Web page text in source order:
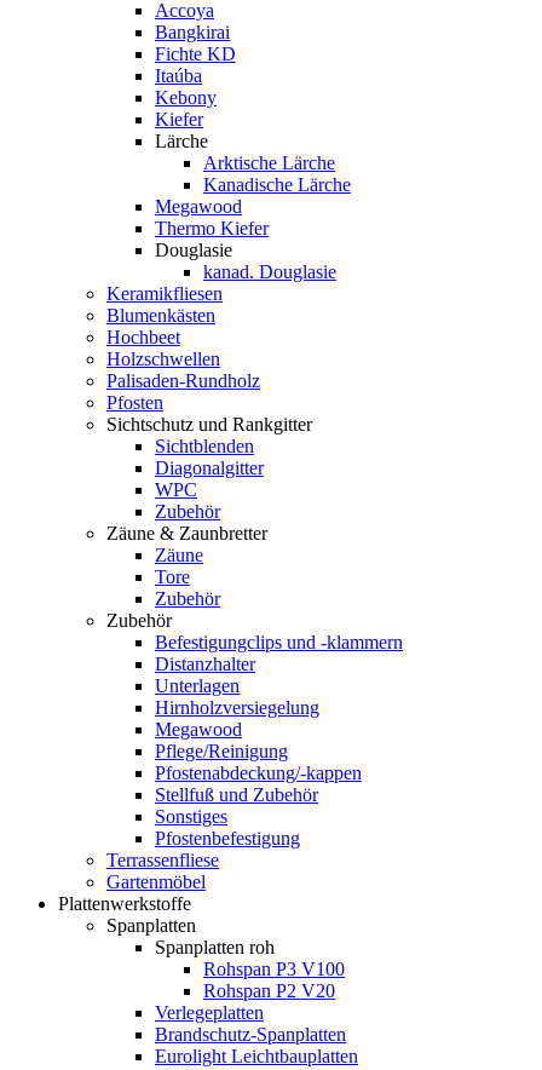
Accoya
Bangkirai
Fichte KD
Itaúba
Kebony
Kiefer
Lärche
Arktische Lärche
Kanadische Lärche
Megawood
Thermo Kiefer
Douglasie
kanad. Douglasie
Keramikfliesen
Blumenkästen
Hochbeet
Holzschwellen
Palisaden-Rundholz
Pfosten
Sichtschutz und Rankgitter
Sichtblenden
Diagonalgitter
WPC
Zubehör
Zäune & Zaunbretter
Zäune
Tore
Zubehör
Zubehör
Befestigungclips und -klammern
Distanzhalter
Unterlagen
Hirnholzversiegelung
Megawood
Pflege/Reinigung
Pfostenabdeckung/-kappen
Stellfuß und Zubehör
Sonstiges
Pfostenbefestigung
Terrassenfliese
Gartenmöbel
Plattenwerkstoffe
Spanplatten
Spanplatten roh
Rohspan P3 V100
Rohspan P2 V20
Verlegeplatten
Brandschutz-Spanplatten
Eurolight Leichtbauplatten